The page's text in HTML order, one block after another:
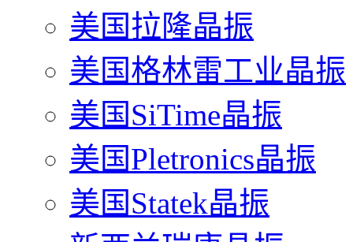
美国拉隆晶振
美国格林雷工业晶振
美国SiTime晶振
美国Pletronics晶振
美国Statek晶振